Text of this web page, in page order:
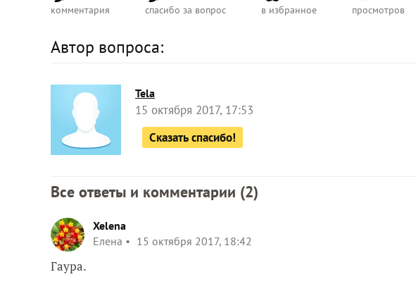
комментария
спасибо за вопрос в избранное
просмотров
Автор вопроса:
Tela
15 октября 2017, 17:53
Сказать спасибо!
Все ответы и комментарии (2)
Xelena
Елена
15 октября 2017, 18:42
Гаура.